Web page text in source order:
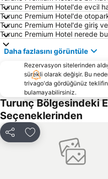
Sea Turtle Research Rescue and Rehabilitation Centre
Marmaris Yacht Marina
Mersin Limanı
Elli beach
Netsel Marina Marmaris
Aghios Nikolaos
Marmaris fountain
Dalyan Camii
Rhodes City Tour
Traditional Settlement of Chora of Symi
Turunc Premium Hotel'de evcil
Turunc Premium Hotel'de
Turunc Premium Hotel'de giriş
Turunc Premium Hotel nerede
Daha fazlasını görüntüle
Rezervasyon sitelerinden
sürekli olarak değişir. Bu
trivago'da gördüğünüz teklifin
bulamayabilirsiniz.
Turunç Bölgesindeki
Seçeneklerinden
Paylaş Favorilerime ekle